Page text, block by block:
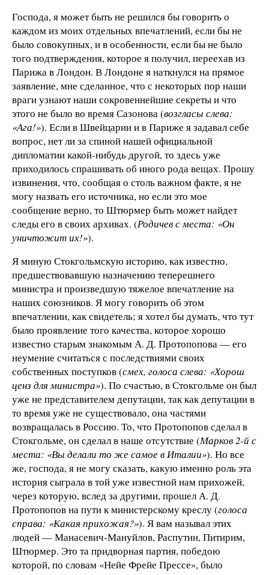
Господа, я может быть не решился бы говорить о
каждом из моих отдельных впечатлений, если бы не
было совокупных, и в особенности, если бы не было
того подтверждения, которое я получил, переехав из
Парижа в Лондон. В Лондоне я наткнулся на прямое
заявление, мне сделанное, что с некоторых пор наши
враги узнают наши сокровеннейшие секреты и что
этого не было во время Сазонова (возгласы слева:
«Ага!»). Если в Швейцарии и в Париже я задавал себе
вопрос, нет ли за спиной нашей официальной
дипломатии какой-нибудь другой, то здесь уже
приходилось спрашивать об иного рода вещах. Прошу
извинения, что, сообщая о столь важном факте, я не
могу назвать его источника, но если это мое
сообщение верно, то Штюрмер быть может найдет
следы его в своих архивах. (Родичев с места: «Он
уничтожит их!»).
Я миную Стокгольмскую историю, как известно,
предшествовавшую назначению теперешнего
министра и произведшую тяжелое впечатление на
наших союзников. Я могу говорить об этом
впечатлении, как свидетель; я хотел бы думать, что тут
было проявление того качества, которое хорошо
известно старым знакомым А. Д. Протопопова — его
неумение считаться с последствиями своих
собственных поступков (смех, голоса слева: «Хорош
ценз для министра»). По счастью, в Стокгольме он был
уже не представителем депутации, так как депутации в
то время уже не существовало, она частями
возвращалась в Россию. То, что Протопопов сделал в
Стокгольме, он сделал в наше отсутствие (Марков 2-й с
места: «Вы делали то же самое в Италии»). Но все
же, господа, я не могу сказать, какую именно роль эта
история сыграла в той уже известной нам прихожей,
через которую, вслед за другими, прошел А. Д.
Протопопов на пути к министерскому креслу (голоса
справа: «Какая прихожая?»). Я вам называл этих
людей — Манасевич-Мануйлов, Распутин, Питирим,
Штюрмер. Это та придворная партия, победою
которой, по словам «Нейе Фрейе Прессе», было